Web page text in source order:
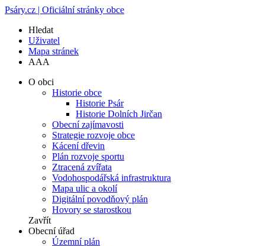
Psáry.cz | Oficiální stránky obce
Hledat
Uživatel
Mapa stránek
AAA
O obci
Historie obce
Historie Psár
Historie Dolních Jirčan
Obecní zajímavosti
Strategie rozvoje obce
Kácení dřevin
Plán rozvoje sportu
Ztracená zvířata
Vodohospodářská infrastruktura
Mapa ulic a okolí
Digitální povodňový plán
Hovory se starostkou
Zavřít
Obecní úřad
Územní plán